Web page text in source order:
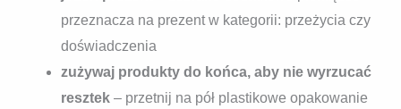
przeznacza na prezent w kategorii: przeżycia czy
doświadczenia
zużywaj produkty do końca, aby nie wyrzucać
resztek – przetnij na pół plastikowe opakowanie